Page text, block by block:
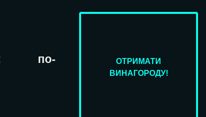
по-
ОТРИМАТИ
ВИНАГОРОДУ!